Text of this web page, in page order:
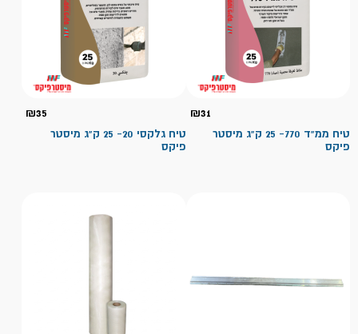
₪31
טיח ממ"ד 770- 25 ק"ג מיסטר
פיקס
₪35
טיח גלקסי 20- 25 ק"ג מיסטר
פיקס